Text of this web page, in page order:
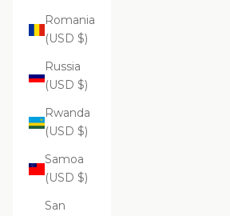
Romania
(USD $)
Russia
(USD $)
Rwanda
(USD $)
Samoa
(USD $)
San